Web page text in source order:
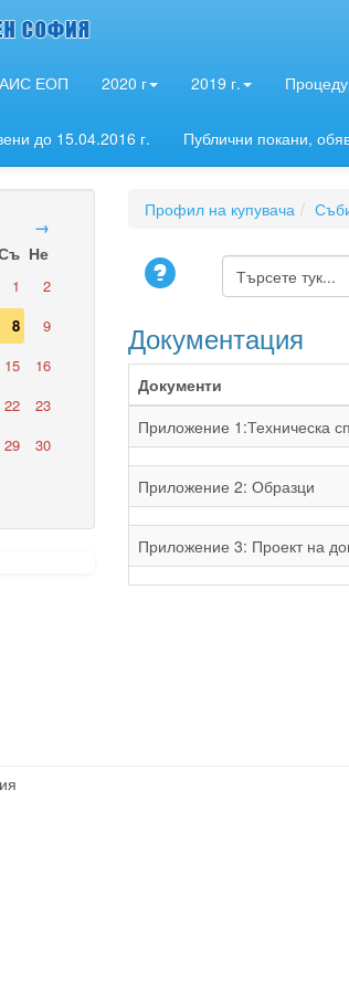
ЕОП 2020 г 2019 г.
до 15.04.2016 г. Публични покани,
→
Не
1
2
8
9
15
16
22
23
29
30
Профил на купувача
Документация
Документи
Приложение 1:Техническа
Приложение 2: Образци
Приложение 3: Проект на